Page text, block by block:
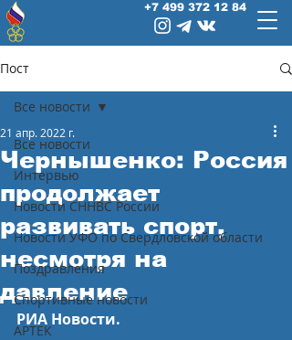
+7 499 372 12 84
Пост
Все новости
Интервью
Новости СННВС России
Новости УФО по Свердловской области
Поздравления
Спортивные новости
АРТЕК
Все новости
Чернышенко: Россия
продолжает
развивать спорт,
несмотря на
давление
21 апр. 2022 г.
РИА Новости.